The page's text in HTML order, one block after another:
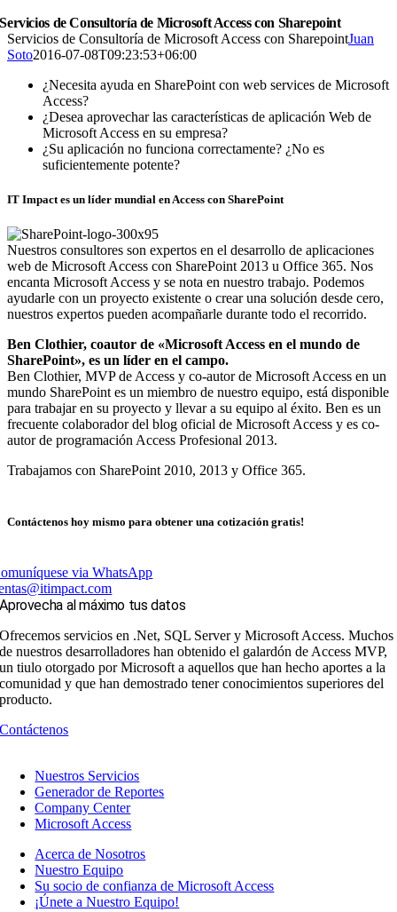
Servicios de Consultoría de Microsoft Access con Sharepoint
Servicios de Consultoría de Microsoft Access con SharepointJuan
Soto2016-07-08T09:23:53+06:00
¿Necesita ayuda en SharePoint con web services de Microsoft
Access?
¿Desea aprovechar las características de aplicación Web de
Microsoft Access en su empresa?
¿Su aplicación no funciona correctamente? ¿No es
suficientemente potente?
IT Impact es un líder mundial en Access con SharePoint
Nuestros consultores son expertos en el desarrollo de aplicaciones
web de Microsoft Access con SharePoint 2013 u Office 365. Nos
encanta Microsoft Access y se nota en nuestro trabajo. Podemos
ayudarle con un proyecto existente o crear una solución desde cero,
nuestros expertos pueden acompañarle durante todo el recorrido.
Ben Clothier, coautor de «Microsoft Access en el mundo de
SharePoint», es un líder en el campo.
Ben Clothier, MVP de Access y co-autor de Microsoft Access en un
mundo SharePoint es un miembro de nuestro equipo, está disponible
para trabajar en su proyecto y llevar a su equipo al éxito. Ben es un
frecuente colaborador del blog oficial de Microsoft Access y es co-
autor de programación Access Profesional 2013.
Trabajamos con SharePoint 2010, 2013 y Office 365.
Contáctenos hoy mismo para obtener una cotización gratis!
via WhatsApp
Aprovecha al máximo tus datos
Ofrecemos servicios en .Net, SQL Server y Microsoft Access. Muchos
de nuestros desarrolladores han obtenido el galardón de Access MVP,
un tiulo otorgado por Microsoft a aquellos que han hecho aportes a la
comunidad y que han demostrado tener conocimientos superiores del
producto.
Contáctenos
Nuestros Servicios
Generador de Reportes
Company Center
Microsoft Access
Acerca de Nosotros
Nuestro Equipo
Su socio de confianza de Microsoft Access
¡Únete a Nuestro Equipo!